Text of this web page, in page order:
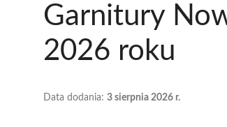
Garnitury
2026 roku
Data dodania: 3 sierpnia 2026 r.